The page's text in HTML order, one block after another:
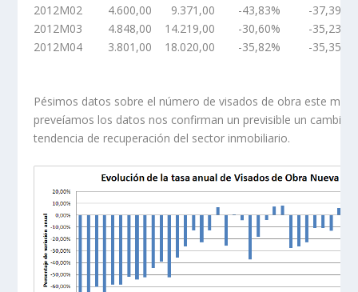
2012M02
4.600,00 9.371,00 -43,83%
-37,39%
2012M03
4.848,00 14.219,00 -30,60%
-35,23%
2012M04
3.801,00 18.020,00 -35,82% -35,35%
Pésimos datos sobre el número de visados de obra este
preveíamos los datos nos confirman un previsible un cambio
tendencia de recuperación del sector inmobiliario.